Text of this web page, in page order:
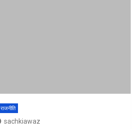
राजनीति
sachkiawaz